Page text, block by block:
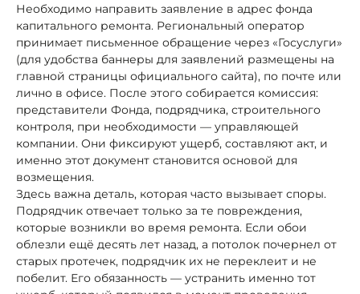
Необходимо направить заявление в адрес фонда
капитального ремонта. Региональный оператор
принимает письменное обращение через «Госуслуги»
(для удобства баннеры для заявлений размещены на
главной страницы официального сайта), по почте или
лично в офисе. После этого собирается комиссия:
представители Фонда, подрядчика, строительного
контроля, при необходимости — управляющей
компании. Они фиксируют ущерб, составляют акт, и
именно этот документ становится основой для
возмещения.
Здесь важна деталь, которая часто вызывает споры.
Подрядчик отвечает только за те повреждения,
которые возникли во время ремонта. Если обои
облезли ещё десять лет назад, а потолок почернел от
старых протечек, подрядчик их не переклеит и не
побелит. Его обязанность — устранить именно тот